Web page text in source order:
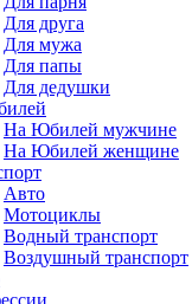
Для друга
Для мужа
Для папы
Для дедушки
На Юбилей мужчине
На Юбилей женщине
Авто
Мотоциклы
Водный транспорт
Воздушный транспорт